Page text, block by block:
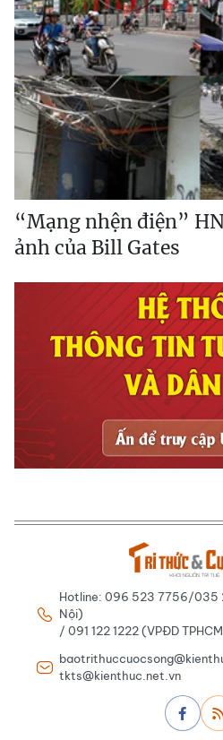
“Mạng nhện điện”
ảnh của Bill Gates
Hotline: 096 523 7756/035
Nội)
/ 091 122 1222 (VPĐD
tkts@kienthuc.net.vn